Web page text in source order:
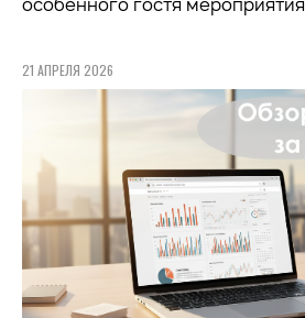
21 АПРЕЛЯ 2026